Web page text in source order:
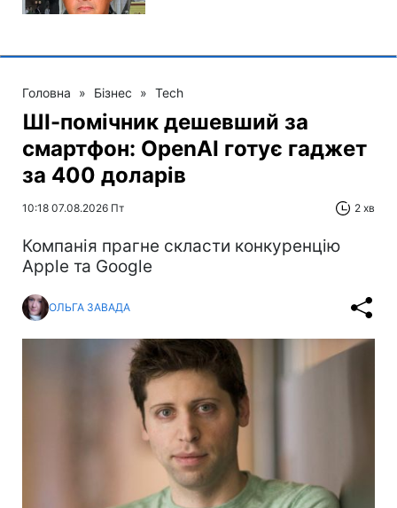
Головна » Бізнес » Tech
ШІ-помічник дешевший за
смартфон: OpenAI готує гаджет
за 400 доларів
10:18 07.08.2026 Пт 2 хв
Компанія прагне скласти конкуренцію
Apple та Google
ОЛЬГА ЗАВАДА